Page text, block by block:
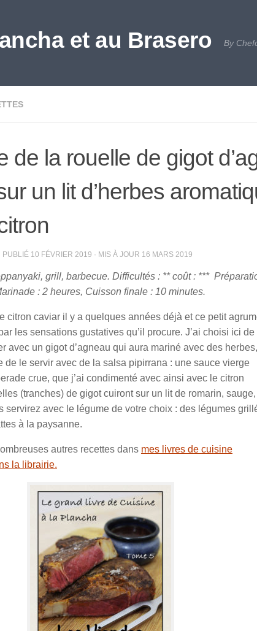
et au Brasero By
de la rouelle de gigot
un lit d’herbes
PUBLIÉ 10 FÉVRIER 2019 · MIS À JOUR 16 MARS 2019
grill, barbecue. Difficultés : ** coût : ***
: 2 heures, Cuisson finale : 10 minutes.
citron caviar il y a quelques années déjà et ce petit
les sensations gustatives qu’il procure. J’ai choisi ici de
avec un gigot d’agneau qui aura mariné avec des herbes,
de le servir avec de la salsa pipirrana : une sauce vierge
crue, que j’ai condimenté avec ainsi avec le citron
(tranches) de gigot cuiront sur un lit de romarin,
servirez avec le légume de votre choix : des légumes
à la paysanne.
autres recettes dans mes livres de cuisine
la librairie.